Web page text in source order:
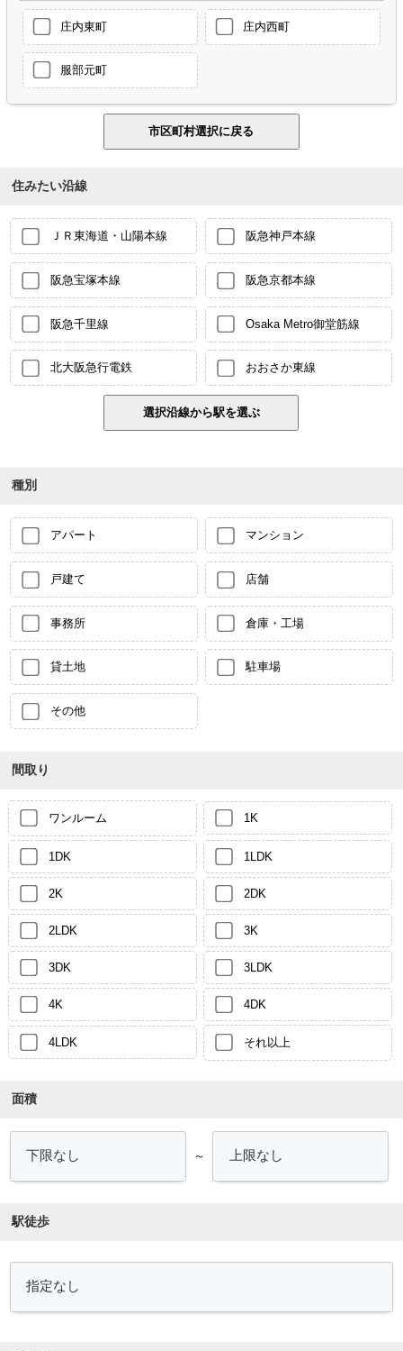
庄内東町 庄内西町
服部元町
住みたい沿線
ＪＲ東海道・山陽本線 阪急神戸本線
阪急宝塚本線 阪急京都本線
阪急千里線 Osaka Metro御堂筋線
北大阪急行電鉄 おおさか東線
種別
アパート マンション
戸建て 店舗
事務所 倉庫・工場
貸土地 駐車場
その他
間取り
ワンルーム 1K
1DK 1LDK
2K 2DK
2LDK 3K
3DK 3LDK
4K 4DK
4LDK それ以上
面積
～
駅徒歩